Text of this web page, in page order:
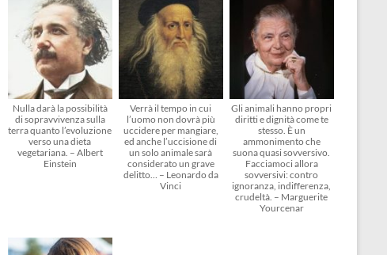
Nulla darà la possibilità
di sopravvivenza sulla
terra quanto l’evoluzione
verso una dieta
vegetariana. – Albert
Einstein
Verrà il tempo in cui
l’uomo non dovrà più
uccidere per mangiare,
ed anche l’uccisione di
un solo animale sarà
considerato un grave
delitto… – Leonardo da
Vinci
Gli animali hanno propri
diritti e dignità come te
stesso. È un
ammonimento che
suona quasi sovversivo.
Facciamoci allora
sovversivi: contro
ignoranza, indifferenza,
crudeltà. – Marguerite
Yourcenar